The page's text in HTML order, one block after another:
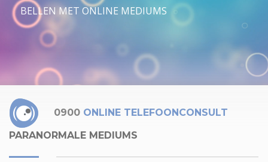
BELLEN MET ONLINE MEDIUMS
0900 ONLINE TELEFOONCONSULT
PARANORMALE MEDIUMS